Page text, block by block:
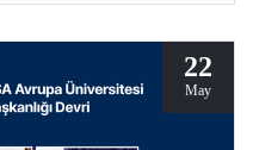
22
May